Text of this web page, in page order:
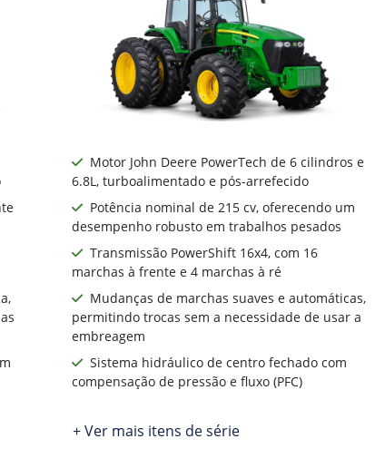
Motor John Deere PowerTech de 6 cilindros e
6.8L, turboalimentado e pós-arrefecido
Potência nominal de 215 cv, oferecendo um
desempenho robusto em trabalhos pesados
Transmissão PowerShift 16x4, com 16
marchas à frente e 4 marchas à ré
Mudanças de marchas suaves e automáticas,
permitindo trocas sem a necessidade de usar a
embreagem
Sistema hidráulico de centro fechado com
compensação de pressão e fluxo (PFC)
+ Ver mais itens de série